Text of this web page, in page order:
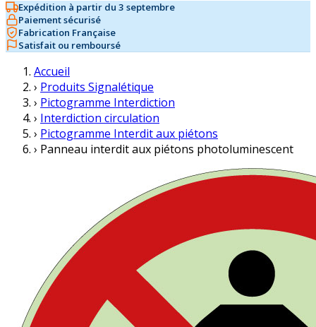
Expédition à partir du 3 septembre
Paiement sécurisé
Fabrication Française
Satisfait ou remboursé
Accueil
› Produits Signalétique
› Pictogramme Interdiction
› Interdiction circulation
› Pictogramme Interdit aux piétons
› Panneau interdit aux piétons photoluminescent